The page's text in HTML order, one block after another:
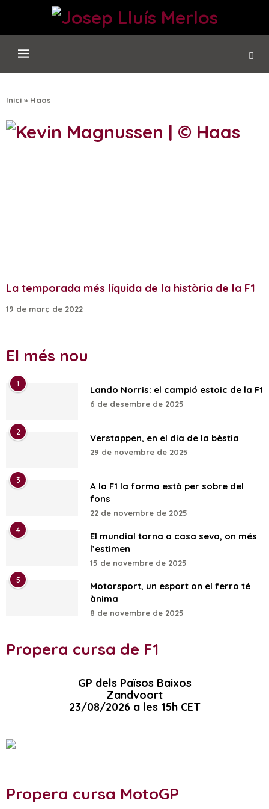
Inici » Haas
La temporada més líquida de la història de la F1
19 de març de 2022
El més nou
1
Lando Norris: el campió estoic de la F1
6 de desembre de 2025
2
Verstappen, en el dia de la bèstia
29 de novembre de 2025
3
A la F1 la forma està per sobre del
fons
22 de novembre de 2025
4
El mundial torna a casa seva, on més
l’estimen
15 de novembre de 2025
5
Motorsport, un esport on el ferro té
ànima
8 de novembre de 2025
Propera cursa de F1
GP dels Països Baixos
Zandvoort
23/08/2026 a les 15h CET
Propera cursa MotoGP